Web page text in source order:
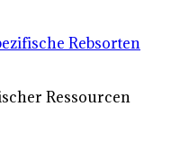
Rebsorten
Ressourcen